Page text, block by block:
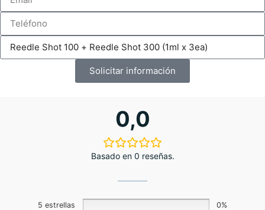
Solicitar información
0,0
Basado en 0 reseñas.
5 estrellas
0%